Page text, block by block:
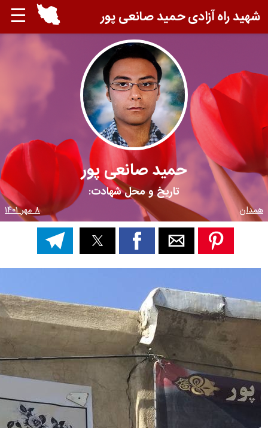
☰ شهید راه آزادی حمید صانعی پور
حمید صانعی پور
تاریخ و محل شهادت:
همدان ۸ مهر ۱۴۰۱